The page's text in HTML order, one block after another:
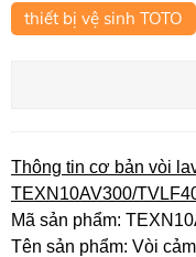
thiết bị vệ sinh TOTO
Thông tin cơ bản vòi
TEXN10AV300/
Mã sản phẩm:
Tên sản phẩm: Vòi